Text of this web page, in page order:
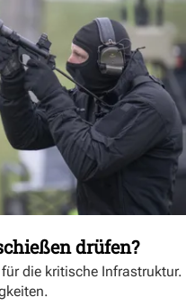
drüfen?
die kritische Infrastruktur.